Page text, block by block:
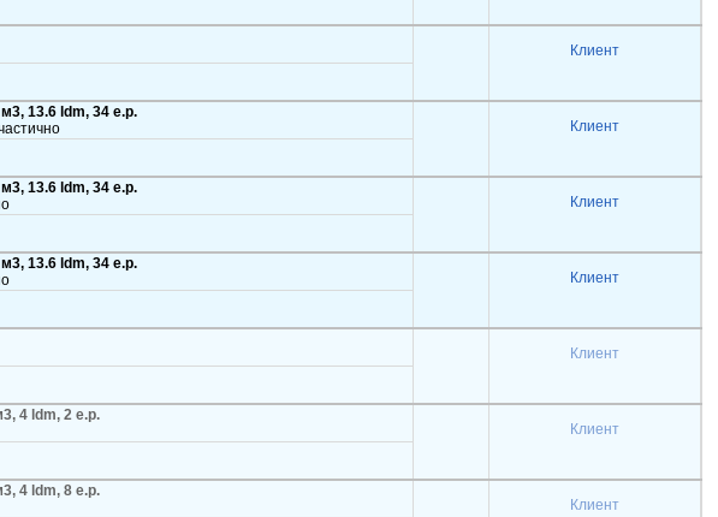
Клиент
м3, 13.6 ldm, 34 e.p.
Клиент
м3, 13.6 ldm, 34 e.p.
Клиент
м3, 13.6 ldm, 34 e.p.
Клиент
Клиент
4 ldm, 2 e.p.
Клиент
4 ldm, 8 e.p.
Клиент